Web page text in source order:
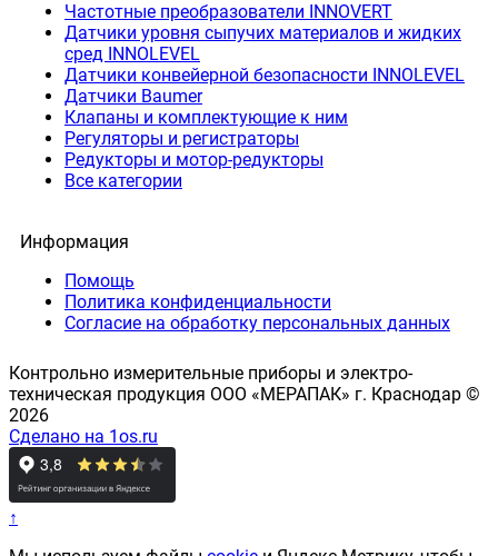
Частотные преобразователи INNOVERT
Датчики уровня сыпучих материалов и жидких
сред INNOLEVEL
Датчики конвейерной безопасности INNOLEVEL
Датчики Baumer
Клапаны и комплектующие к ним
Регуляторы и регистраторы
Редукторы и мотор-редукторы
Все категории
Информация
Помощь
Политика конфиденциальности
Согласие на обработку персональных данных
Контрольно измерительные приборы и электро-
техническая продукция ООО «МЕРАПАК» г. Краснодар ©
2026
Сделано на 1os.ru
↑